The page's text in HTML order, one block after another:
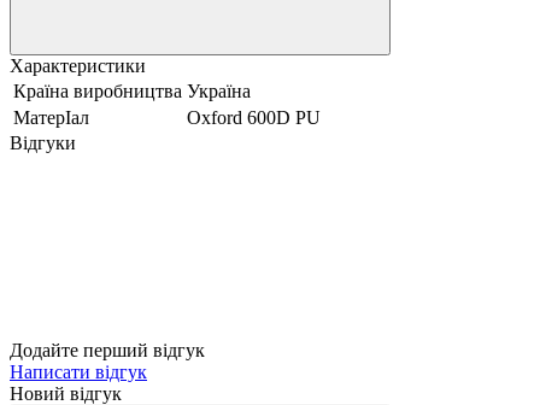
Характеристики
Країна виробництва Україна
МатерІал
Oxford 600D PU
Відгуки
Додайте перший відгук
Написати відгук
Новий відгук